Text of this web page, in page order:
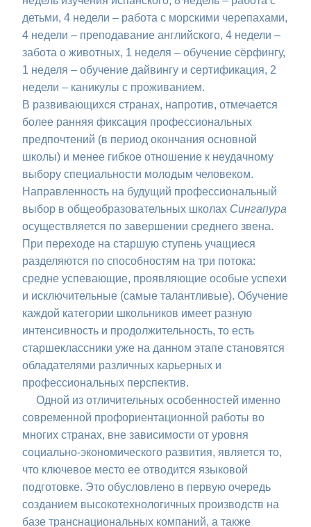
детьми, 4 недели – работа с морскими черепахами,
4 недели – преподавание английского, 4 недели –
забота о животных, 1 неделя – обучение сёрфингу,
1 неделя – обучение дайвингу и сертификация, 2
недели – каникулы с проживанием.
В развивающихся странах, напротив, отмечается
более ранняя фиксация профессиональных
предпочтений (в период окончания основной
школы) и менее гибкое отношение к неудачному
выбору специальности молодым человеком.
Направленность на будущий профессиональный
выбор в общеобразовательных школах Сингапура
осуществляется по завершении среднего звена.
При переходе на старшую ступень учащиеся
разделяются по способностям на три потока:
средне успевающие, проявляющие особые успехи
и исключительные (самые талантливые). Обучение
каждой категории школьников имеет разную
интенсивность и продолжительность, то есть
старшеклассники уже на данном этапе становятся
обладателями различных карьерных и
профессиональных перспектив.
Одной из отличительных особенностей именно
современной профориентационной работы во
многих странах, вне зависимости от уровня
социально-экономического развития, является то,
что ключевое место ее отводится языковой
подготовке. Это обусловлено в первую очередь
созданием высокотехнологичных производств на
базе транснациональных компаний, а также